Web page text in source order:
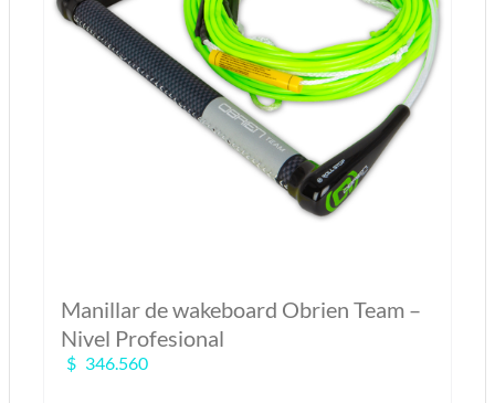
Manillar de wakeboard Obrien Team –
Nivel Profesional
$ 346.560